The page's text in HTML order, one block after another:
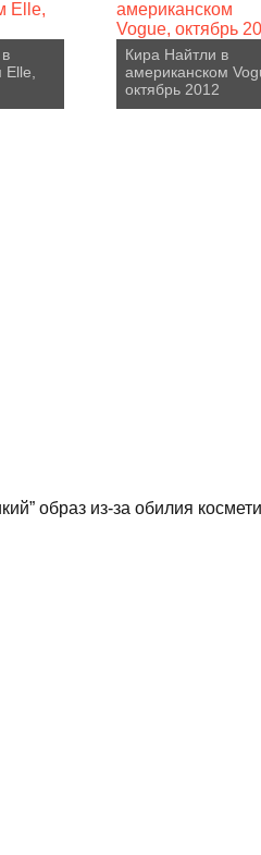
Кира Найтли в
американском
октябрь 2012
образ из-за обилия